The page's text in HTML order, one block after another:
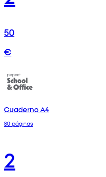
50
€
Cuaderno A4
80 páginas
2